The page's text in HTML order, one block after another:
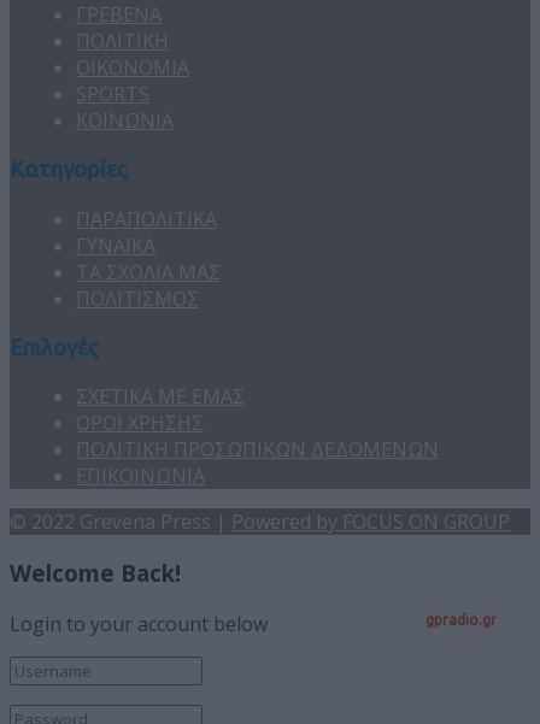
ΓΡΕΒΕΝΑ
ΠΟΛΙΤΙΚΗ
ΟΙΚΟΝΟΜΙΑ
SPORTS
ΚΟΙΝΩΝΙΑ
Κατηγορίες
ΠΑΡΑΠΟΛΙΤΙΚΑ
ΓΥΝΑΙΚΑ
ΤΑ ΣΧΟΛΙΑ ΜΑΣ
ΠΟΛΙΤΙΣΜΟΣ
Επιλογές
ΣΧΕΤΙΚΑ ΜΕ ΕΜΑΣ
ΟΡΟΙ ΧΡΗΣΗΣ
ΠΟΛΙΤΙΚΗ ΠΡΟΣΩΠΙΚΩΝ ΔΕΔΟΜΕΝΩΝ
ΕΠΙΚΟΙΝΩΝΙΑ
© 2022 Grevena Press | Powered by FOCUS ON GROUP
Welcome Back!
Login to your account below gpradio.gr